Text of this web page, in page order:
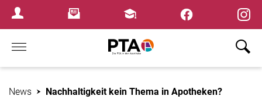
Login MenuNewsletterFortbildungen
Home
News Nachhaltigkeit kein Thema in Apotheken?
×